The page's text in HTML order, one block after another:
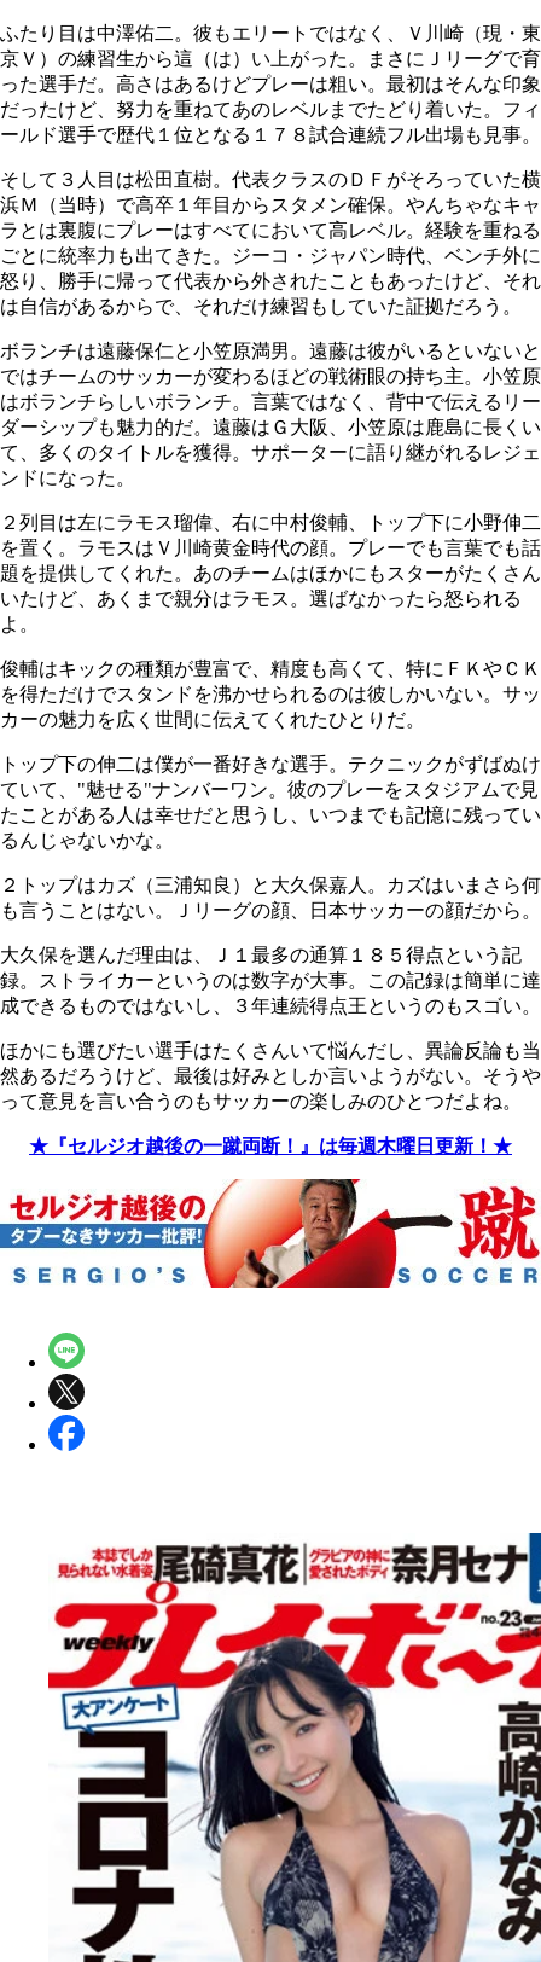
ふたり目は中澤佑二。彼もエリートではなく、Ｖ川崎（現・東
京Ｖ）の練習生から這（は）い上がった。まさにＪリーグで育
った選手だ。高さはあるけどプレーは粗い。最初はそんな印象
だったけど、努力を重ねてあのレベルまでたどり着いた。フィ
ールド選手で歴代１位となる１７８試合連続フル出場も見事。
そして３人目は松田直樹。代表クラスのＤＦがそろっていた横
浜Ｍ（当時）で高卒１年目からスタメン確保。やんちゃなキャ
ラとは裏腹にプレーはすべてにおいて高レベル。経験を重ねる
ごとに統率力も出てきた。ジーコ・ジャパン時代、ベンチ外に
怒り、勝手に帰って代表から外されたこともあったけど、それ
は自信があるからで、それだけ練習もしていた証拠だろう。
ボランチは遠藤保仁と小笠原満男。遠藤は彼がいるといないと
ではチームのサッカーが変わるほどの戦術眼の持ち主。小笠原
はボランチらしいボランチ。言葉ではなく、背中で伝えるリー
ダーシップも魅力的だ。遠藤はＧ大阪、小笠原は鹿島に長くい
て、多くのタイトルを獲得。サポーターに語り継がれるレジェ
ンドになった。
２列目は左にラモス瑠偉、右に中村俊輔、トップ下に小野伸二
を置く。ラモスはＶ川崎黄金時代の顔。プレーでも言葉でも話
題を提供してくれた。あのチームはほかにもスターがたくさん
いたけど、あくまで親分はラモス。選ばなかったら怒られる
よ。
俊輔はキックの種類が豊富で、精度も高くて、特にＦＫやＣＫ
を得ただけでスタンドを沸かせられるのは彼しかいない。サッ
カーの魅力を広く世間に伝えてくれたひとりだ。
トップ下の伸二は僕が一番好きな選手。テクニックがずばぬけ
ていて、"魅せる"ナンバーワン。彼のプレーをスタジアムで見
たことがある人は幸せだと思うし、いつまでも記憶に残ってい
るんじゃないかな。
２トップはカズ（三浦知良）と大久保嘉人。カズはいまさら何
も言うことはない。Ｊリーグの顔、日本サッカーの顔だから。
大久保を選んだ理由は、Ｊ１最多の通算１８５得点という記
録。ストライカーというのは数字が大事。この記録は簡単に達
成できるものではないし、３年連続得点王というのもスゴい。
ほかにも選びたい選手はたくさんいて悩んだし、異論反論も当
然あるだろうけど、最後は好みとしか言いようがない。そうや
って意見を言い合うのもサッカーの楽しみのひとつだよね。
★『セルジオ越後の一蹴両断！』は毎週木曜日更新！★